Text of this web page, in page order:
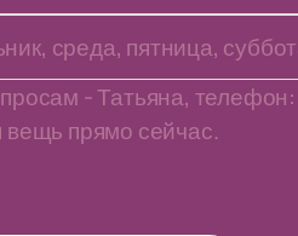
среда, пятница,
- Татьяна, телефон:
вещь прямо сейчас.